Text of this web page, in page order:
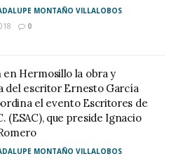
MONTAÑO VILLALOBOS
0
en Hermosillo la obra y
del escritor Ernesto García
el evento Escritores de
(ESAC), que preside Ignacio
MONTAÑO VILLALOBOS